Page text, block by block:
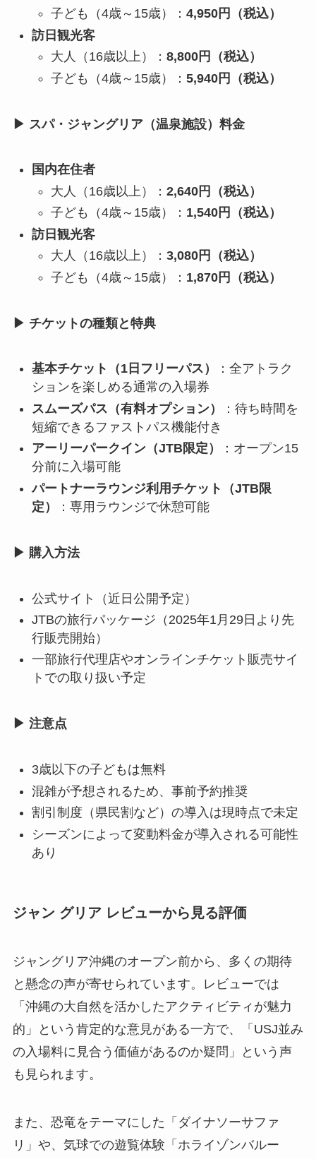
子ども（4歳～15歳）： 4,950円（税込）
訪日観光客
大人（16歳以上）： 8,800円（税込）
子ども（4歳～15歳）： 5,940円（税込）
▶ スパ・ジャングリア（温泉施設）料金
国内在住者
大人（16歳以上）： 2,640円（税込）
子ども（4歳～15歳）： 1,540円（税込）
訪日観光客
大人（16歳以上）： 3,080円（税込）
子ども（4歳～15歳）： 1,870円（税込）
▶ チケットの種類と特典
基本チケット（1日フリーパス）
：全アトラク
ションを楽しめる通常の入場券
スムーズパス（有料オプション）
：待ち時間を
短縮できるファストパス機能付き
アーリーパークイン（JTB限定）
：オープン15
分前に入場可能
パートナーラウンジ利用チケット（JTB限
定）
：専用ラウンジで休憩可能
▶ 購入方法
公式サイト（近日公開予定）
JTBの旅行パッケージ（2025年1月29日より先
行販売開始）
一部旅行代理店やオンラインチケット販売サイ
トでの取り扱い予定
▶ 注意点
3歳以下の子どもは無料
混雑が予想されるため、事前予約推奨
割引制度（県民割など）の導入は現時点で未定
シーズンによって変動料金が導入される可能性
あり
ジャン グリア レビューから見る評価
ジャングリア沖縄のオープン前から、多くの期待
と懸念の声が寄せられています。レビューでは
「沖縄の大自然を活かしたアクティビティが魅力
的」という肯定的な意見がある一方で、「USJ並み
の入場料に見合う価値があるのか疑問」という声
も見られます。
また、恐竜をテーマにした「ダイナソーサファ
リ」や、気球での遊覧体験「ホライゾンバルー